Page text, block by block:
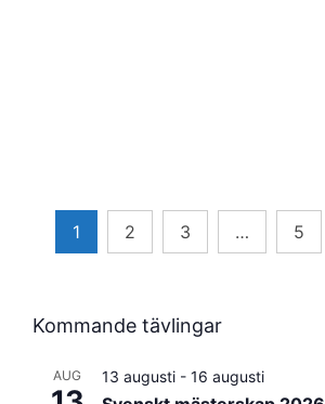
Sidnumrering
1 2 3 … 5
Kommande tävlingar
AUG 13 augusti - 16 augusti